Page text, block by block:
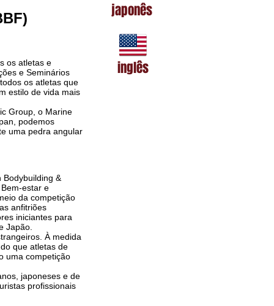
os atletas e
e Seminários
os atletas que
estilo de vida mais
Group, o Marine
podemos
uma pedra angular
Bodybuilding &
estar e
da competição
anfitriões
iniciantes para
Japão.
À medida
que atletas de
uma competição
japoneses e de
profissionais
japonês
inglês